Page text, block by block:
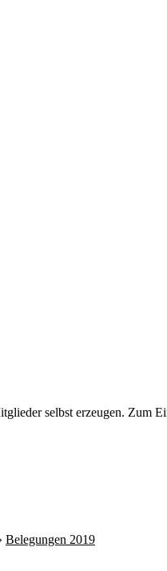
selbst erzeugen. Zum
Belegungen 2019